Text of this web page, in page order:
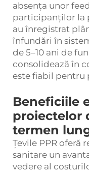
absența unor
participanților la
au înregistrat
înfundări în
de 5–10 ani de
consolidează în
este fiabil pentru
Beneficiile
proiectelor
termen
Țevile PPR oferă
sanitare un
vedere al